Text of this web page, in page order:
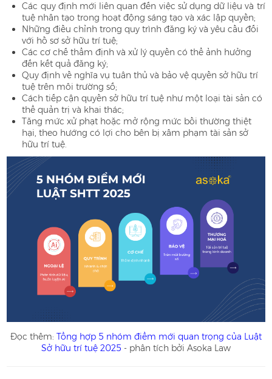
Các quy định mới liên quan đến việc sử dụng dữ liệu và trí
tuệ nhân tạo trong hoạt động sáng tạo và xác lập quyền;
Những điều chỉnh trong quy trình đăng ký và yêu cầu đối
với hồ sơ sở hữu trí tuệ;
Các cơ chế thẩm định và xử lý quyền có thể ảnh hưởng
đến kết quả đăng ký;
Quy định về nghĩa vụ tuân thủ và bảo vệ quyền sở hữu trí
tuệ trên môi trường số;
Cách tiếp cận quyền sở hữu trí tuệ như một loại tài sản có
thể quản trị và khai thác;
Tăng mức xử phạt hoặc mở rộng mức bồi thường thiệt
hại, theo hướng có lợi cho bên bị xâm phạm tài sản sở
hữu trí tuệ.
Đọc thêm: Tổng hợp 5 nhóm điểm mới quan trọng của Luật
Sở hữu trí tuệ 2025 - phân tích bởi Asoka Law